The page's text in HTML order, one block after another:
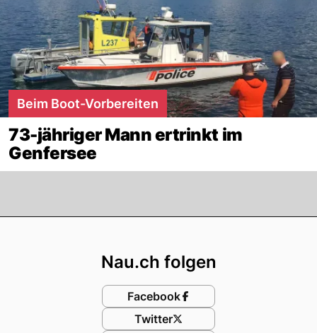
Beim Boot-Vorbereiten
73-jähriger Mann ertrinkt im
Genfersee
Nau.ch folgen
Facebook
Twitter